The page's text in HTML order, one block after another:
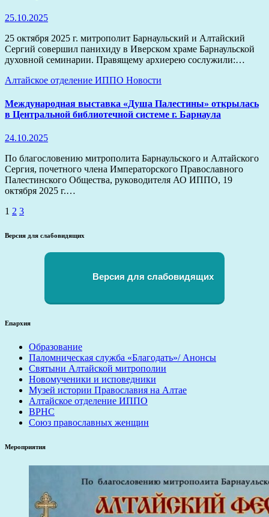
25.10.2025
25 октября 2025 г. митрополит Барнаульский и Алтайский
Сергий совершил панихиду в Иверском храме Барнаульской
духовной семинарии. Правящему архиерею сослужили:…
Алтайское отделение ИППО Новости
Международная выставка «Душа Палестины» открылась
в Центральной библиотечной системе г. Барнаула
24.10.2025
По благословению митрополита Барнаульского и Алтайского
Сергия, почетного члена Императорского Православного
Палестинского Общества, руководителя АО ИППО, 19
октября 2025 г.…
Пагинация
записей
1 2 3
Версия для слабовидящих
Версия для слабовидящих
Епархия
Образование
Паломническая служба «Благодать»/ Анонсы
Святыни Алтайской митрополии
Новомученики и исповедники
Музей истории Православия на Алтае
Алтайское отделение ИППО
ВРНС
Союз православных женщин
Мероприятия